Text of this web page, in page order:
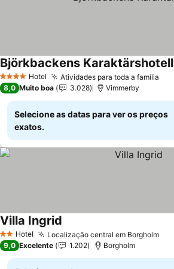
4 EstrelasHotel Atividades para toda a família
Björkbackens Karaktärshotell
8,0 Muito boa 3.028 Vimmerby
Selecione as datas para ver os preços
exatos.
2 Estrelas
Hotel Localização central em Borgholm
Villa Ingrid
9,0 Excelente 1.202 Borgholm